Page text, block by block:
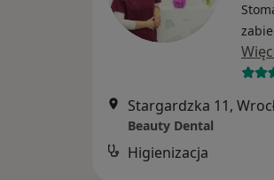
Stargardzka 11,
Beauty Dental
Higienizacja